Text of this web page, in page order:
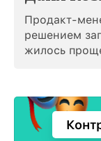
Продакт-
решением
жилось